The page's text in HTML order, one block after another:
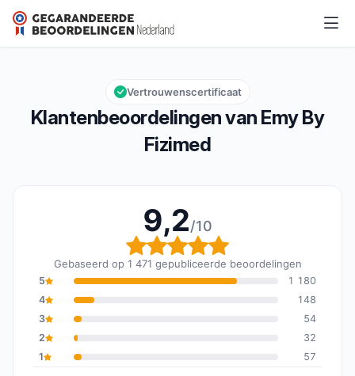
Emy By Fizimed
Algemene beoordeling: 9,2 van 10
9,2/10
Klantenbeoordelingen van Emy By
Fizimed
Vertrouwenscertificaat
9,2/10
Algemene beoordeling:
Gebaseerd op 1 471 gepubliceerde beoordelingen
5
1 180
4
148
3
54
2
32
1
57